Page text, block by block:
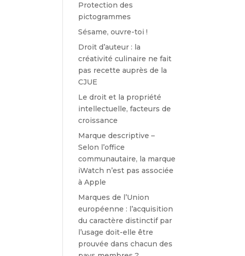
Protection des
pictogrammes
Sésame, ouvre-toi !
Droit d’auteur : la
créativité culinaire ne fait
pas recette auprès de la
CJUE
Le droit et la propriété
intellectuelle, facteurs de
croissance
Marque descriptive –
Selon l’office
communautaire, la marque
iWatch n’est pas associée
à Apple
Marques de l’Union
européenne : l’acquisition
du caractère distinctif par
l’usage doit-elle être
prouvée dans chacun des